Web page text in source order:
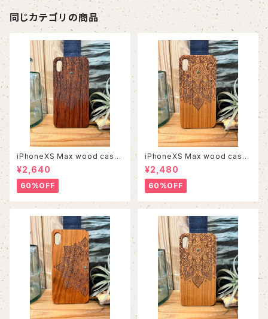
同じカテゴリの商品
iPhoneXS Max wood case
8
¥2,640
60%OFF
iPhoneXS Max wood case
4
¥2,480
60%OFF